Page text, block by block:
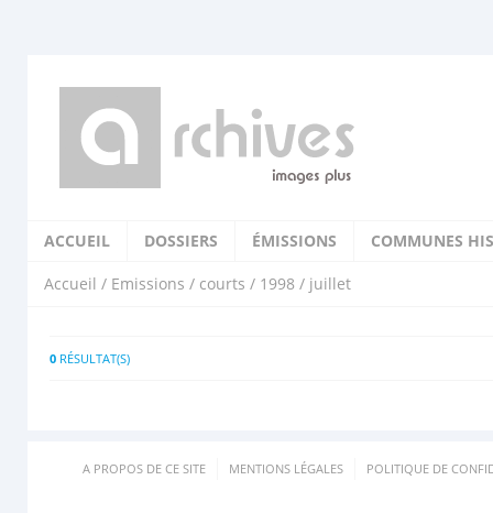
ACCUEIL DOSSIERS ÉMISSIONS COMMUNES
Accueil / Emissions / courts / 1998 / juillet
0 RÉSULTAT(S)
A PROPOS DE CE SITE MENTIONS LÉGALES POLITIQUE DE